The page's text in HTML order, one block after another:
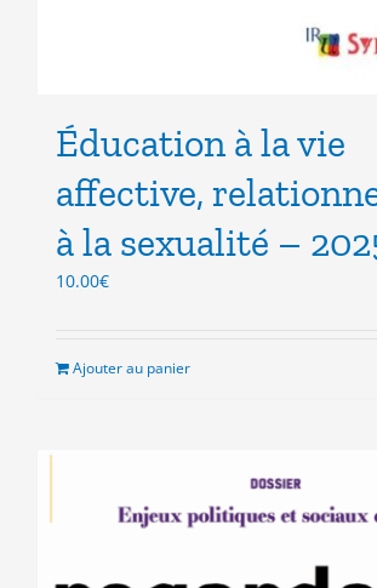
Éducation à la vie
affective,
à la sexualité –
10.00€
Ajouter au panier